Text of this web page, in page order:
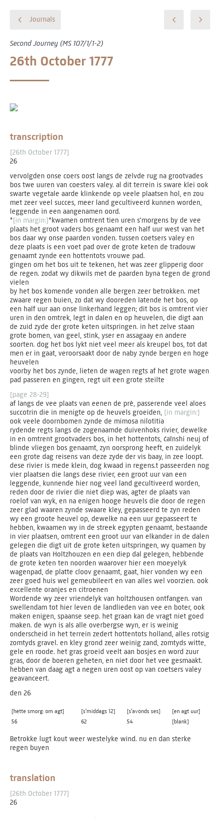
Journals
Second Journey (MS 107/1/1-2)
26th October 1777
transcription
[26th October 1777]
26
vervolgden onse coers oost langs de zelvde rug na grootvades
bos twe uuren van coesters valey. al dit terrein is sware klei ook
swarte vegetale aarde klinkende op veele plaatsen hol, en zou
met zeer veel succes, meer land gecultiveerd kunnen worden,
leggende in een aangenamen oord.
*[in margin:]*kwamen omtrent tien uren s'morgens by de vee
plaats het groot vaders bos genaamt een half uur west van het
bos daar wy onse paarden vonden. tussen coetsers valey en
deze plaats is een voet pad over de grote keten de tradouw
genaamt zynde een hottentots vrouwe pad.
gingen om het bos uit te tekenen, het was zeer glipperig door
de regen. zodat wy dikwils met de paarden byna tegen de grond
vielen
by het bos komende vonden alle bergen zeer betrokken. met
zwaare regen buien, zo dat wy dooreden latende het bos, op
een half uur aan onse linkerhand leggen; dit bos is omtrent vier
uren in den omtrek, legt in dalen en op heuvelen, die digt aan
de zuid zyde der grote keten uitspringen. in het zelve staan
grote bomen, van geel, stink, yser en assagaay en andere
soorten. dog het bos lykt niet veel meer als kreupel bos, tot dat
men er in gaat, veroorsaakt door de naby zynde bergen en hoge
heuvelen
voorby het bos zynde, lieten de wagen regts af het grote wagen
pad passeren en gingen, regt uit een grote steilte
[page 28-29]
af langs de vee plaats van eenen de prè, passerende veel aloes
succotrin die in menigte op de heuvels groeiden, [in margin:]
ook veele doornbomen zynde de mimosa nilotitia
rydende regts langs de zogenaamde duivenhoks rivier, dewelke
in en omtrent grootvaders bos, in het hottentots, ćaïnshi neuj of
blinde vliegen bos genaamt, zyn oorsprong heeft, en zuidelyk
een grote dag reisens van deze zyde der vis baay, in zee loopt.
dese rivier is mede klein, dog kwaad in regens.t passeerden nog
vier plaatsen die langs dese rivier, een groot uur van een
leggende, kunnende hier nog veel land gecultiveerd worden,
reden door de rivier die niet diep was, agter de plaats van
roelof van wyk, en na enigen hooge heuvels die door de regen
zeer glad waaren zynde swaare kley, gepasseerd te zyn reden
wy een groote heuvel op, dewelke na een uur gepasseert te
hebben, kwaamen wy in de streek egypten genaamt, bestaande
in vier plaatsen, omtrent een groot uur van elkander in de dalen
gelegen die digt uit de grote keten uitspringen, wy quamen by
de plaats van Holtzhouzen en een diep dal gelegen, hebbende
de grote keten ten noorden waarover hier een moeyelyk
wagenpad, de platte cloov genaamt, gaat, hier vonden wy een
zeer goed huis wel gemeubileert en van alles wel voorzien. ook
excellente oranjes en citroenen
Wordende wy zeer vriendelyk van holtzhousen ontfangen. van
swellendam tot hier leven de landlieden van vee en boter, ook
maken enigen, spaanse seep. het graan kan de vragt niet goed
maken. de wyn is als alle overbergse wyn, er is weinig
onderscheid in het terrein zedert hottentots holland, alles rotsig
zomtyds gravel. en kley grond zeer weinig zand, zomtyds witte,
gele en roode. het gras groeid veelt aan bosjes en word zuur
gras, door de boeren geheten, en niet door het vee gesmaakt.
hebben van daag agt a negen uren oost op van coetsers valey
geavanceert.
den 26
[hette smorg: om agt] [s’middags 12] [s’avonds ses]
[en agt uur]
56
62 54 [blank]
Betrokke lugt kout weer westelyke wind. nu en dan sterke
regen buyen
translation
[26th October 1777]
26